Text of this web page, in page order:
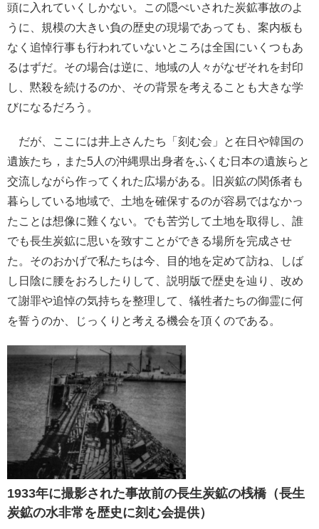
頭に入れていくしかない。この隠ぺいされた炭鉱事故のよ
うに、規模の大きい負の歴史の現場であっても、案内板も
なく追悼行事も行われていないところは全国にいくつもあ
るはずだ。その場合は逆に、地域の人々がなぜそれを封印
し、黙殺を続けるのか、その背景を考えることも大きな学
びになるだろう。
だが、ここには井上さんたち「刻む会」と在日や韓国の
遺族たち，また5人の沖縄県出身者をふくむ日本の遺族らと
交流しながら作ってくれた広場がある。旧炭鉱の関係者も
暮らしている地域で、土地を確保するのが容易ではなかっ
たことは想像に難くない。でも苦労して土地を取得し、誰
でも長生炭鉱に思いを致すことができる場所を完成させ
た。そのおかげで私たちは今、目的地を定めて訪ね、しば
し日陰に腰をおろしたりして、説明版で歴史を辿り、改め
て謝罪や追悼の気持ちを整理して、犠牲者たちの御霊に何
を誓うのか、じっくりと考える機会を頂くのである。
1933年に撮影された事故前の長生炭鉱の桟橋（長生
炭鉱の水非常を歴史に刻む会提供）